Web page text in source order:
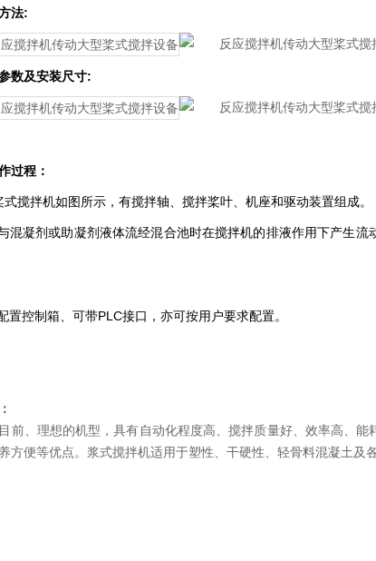
法:
数及安装尺寸:
过程：
搅拌机如图所示，有搅拌轴、搅拌桨叶、机座和驱动装置组成。
凝剂或助凝剂液体流经混合池时在搅拌机的排液作用下产生流
控制箱、可带PLC接口，亦可按用户要求配置。
前、理想的机型，具有自动化程度高、搅拌质量好、效率高、
方便等优点。浆式搅拌机适用于塑性、干硬性、轻骨料混凝土及